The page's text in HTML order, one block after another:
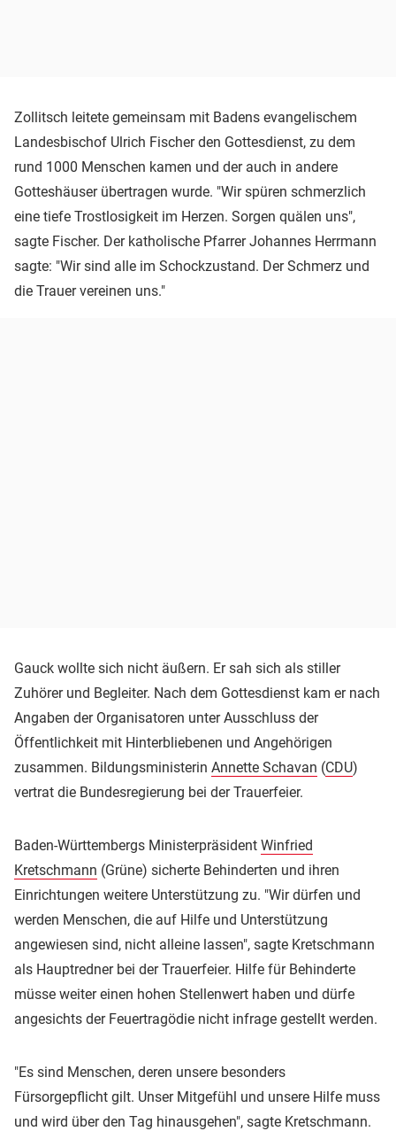
Zollitsch leitete gemeinsam mit Badens evangelischem
Landesbischof Ulrich Fischer den Gottesdienst, zu dem
rund 1000 Menschen kamen und der auch in andere
Gotteshäuser übertragen wurde. "Wir spüren schmerzlich
eine tiefe Trostlosigkeit im Herzen. Sorgen quälen uns",
sagte Fischer. Der katholische Pfarrer Johannes Herrmann
sagte: "Wir sind alle im Schockzustand. Der Schmerz und
die Trauer vereinen uns."
Gauck wollte sich nicht äußern. Er sah sich als stiller
Zuhörer und Begleiter. Nach dem Gottesdienst kam er nach
Angaben der Organisatoren unter Ausschluss der
Öffentlichkeit mit Hinterbliebenen und Angehörigen
zusammen. Bildungsministerin Annette Schavan (CDU)
vertrat die Bundesregierung bei der Trauerfeier.
Baden-Württembergs Ministerpräsident Winfried
Kretschmann (Grüne) sicherte Behinderten und ihren
Einrichtungen weitere Unterstützung zu. "Wir dürfen und
werden Menschen, die auf Hilfe und Unterstützung
angewiesen sind, nicht alleine lassen", sagte Kretschmann
als Hauptredner bei der Trauerfeier. Hilfe für Behinderte
müsse weiter einen hohen Stellenwert haben und dürfe
angesichts der Feuertragödie nicht infrage gestellt werden.
"Es sind Menschen, deren unsere besonders
Fürsorgepflicht gilt. Unser Mitgefühl und unsere Hilfe muss
und wird über den Tag hinausgehen", sagte Kretschmann.